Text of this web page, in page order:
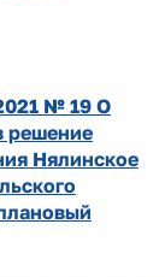
№ 19 О
решение
Нялинское